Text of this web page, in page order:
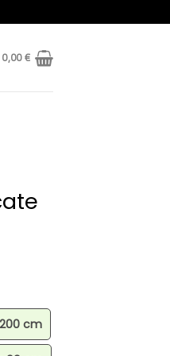
0,00€
cm